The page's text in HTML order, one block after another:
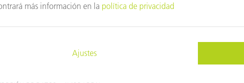
CORTOS POR ULTRACORTOS
con la introducción de los nuevos
láseres de pulsos
. Estos van a sustituir gradualmente a todos los láseres de
en las instalaciones de producción de Aesculap